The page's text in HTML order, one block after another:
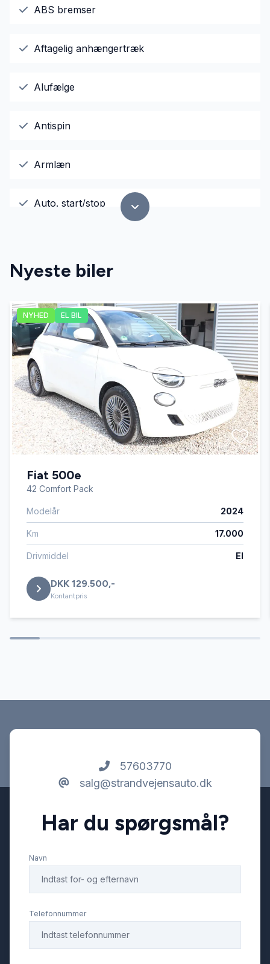
ABS bremser
Aftagelig anhængertræk
Alufælge
Antispin
Armlæn
Auto. start/stop
AUX tilslutning
Dual zone klimaanlæg
Dæktryksystem
El-ruder x4
El-spejle
Fartpilot
Fjernbetjent centrallås
Højdejusterbart førersæde
Isofix
Startspærre
Stofsæder
Sædevarme
USB tilslutning
Nyeste biler
NYHED EL BIL
Fiat 500e
42 Comfort Pack
Modelår 2024
Km 17.000
Drivmiddel El
DKK 129.500,-
Kontantpris
57603770
salg@strandvejensauto.dk
Har du spørgsmål?
Navn
Telefonnummer